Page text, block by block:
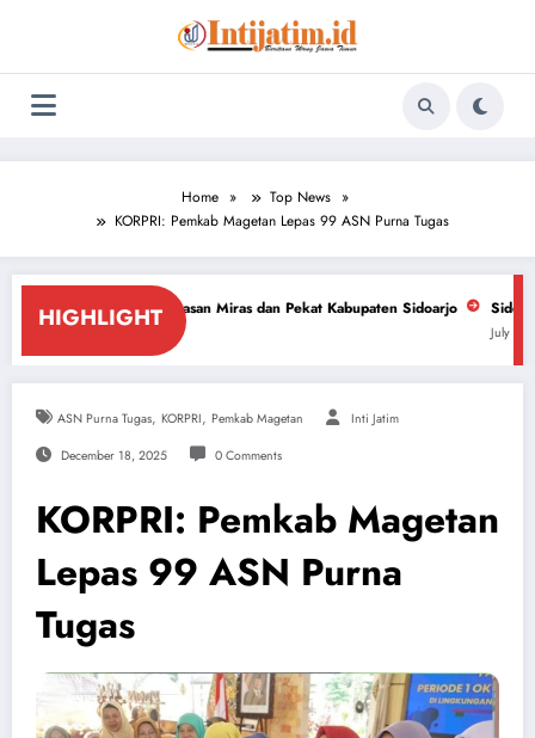
Home
Top News
KORPRI: Pemkab Magetan Lepas 99 ASN Purna Tugas
HIGHLIGHT
Miras dan Pekat Kabupaten Sidoarjo Sidoarjo Darurat Miras
ASN Purna Tugas, KORPRI, Pemkab Magetan Inti Jatim
December 18, 2025 0 Comments
KORPRI: Pemkab Magetan
Lepas 99 ASN Purna
Tugas